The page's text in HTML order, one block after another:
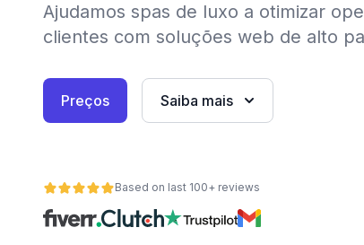
Ajudamos spas de luxo a otimizar
clientes com soluções web de alto
Preços Saiba mais
Based on last 100+ reviews